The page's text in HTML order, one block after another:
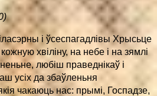
і ўсеспагадлівы Хрысьце
хвіліну, на небе і на зямлі
любіш праведнікаў і
усіх да збаўленьня
чакаюць нас: прымі, Госпадзе,